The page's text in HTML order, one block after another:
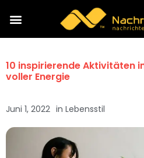
10 inspirierende Aktivitäten
voller Energie
Juni 1, 2022 in Lebensstil